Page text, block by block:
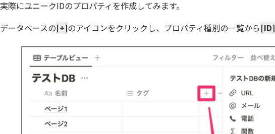
実際にユニークIDのプロパティを作成してみます。
データベースの[+]のアイコンをクリックし、プロパティ種別の一覧から[ID]